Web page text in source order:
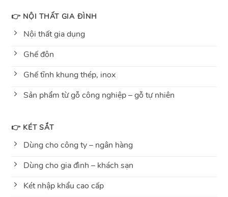
👉 NỘI THẤT GIA ĐÌNH
Nội thất gia dụng
Ghế đôn
Ghế tĩnh khung thép, inox
Sản phẩm từ gỗ công nghiệp – gỗ tự nhiên
👉 KÉT SẮT
Dùng cho công ty – ngân hàng
Dùng cho gia đình – khách sạn
Két nhập khẩu cao cấp